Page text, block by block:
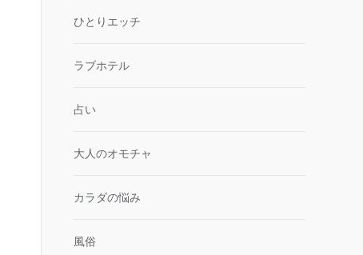
ひとりエッチ
ラブホテル
占い
大人のオモチャ
カラダの悩み
風俗